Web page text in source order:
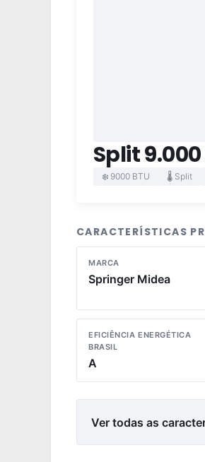
Split
❄️ 9000 BTU 🌡️ Split
CARACTERÍSTICAS
MARCA
Springer Midea
EFICIÊNCIA ENERGÉTICA
BRASIL
A
Ver todas as